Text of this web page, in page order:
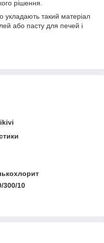
рішення.
укладають такий матеріал
або пасту для печей і
300/10